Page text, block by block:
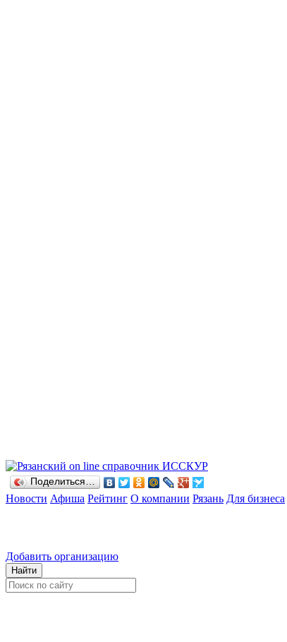
Поделиться…
Новости Афиша Рейтинг О компании Рязань Для бизнеса
Добавить организацию